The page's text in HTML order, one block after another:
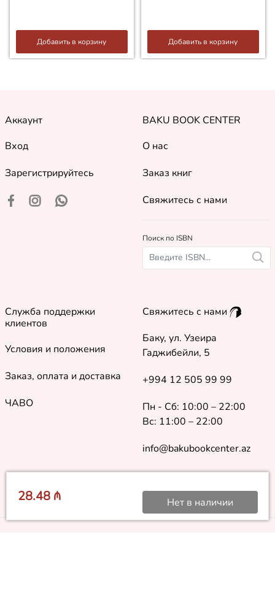
28.48 ₼ Нет в наличии
Добавить в корзину Добавить в корзину
Аккаунт
Вход
Зарегистрируйтесь
BAKU BOOK CENTER
О нас
Заказ книг
Свяжитесь с нами
Поиск по ISBN
Служба поддержки
клиентов
Условия и положения
Заказ, оплата и доставка
ЧАВО
Свяжитесь с нами
Баку, ул. Узеира
Гаджибейли, 5
+994 12 505 99 99
Пн - Сб: 10:00 – 22:00
Вс: 11:00 – 22:00
info@bakubookcenter.az